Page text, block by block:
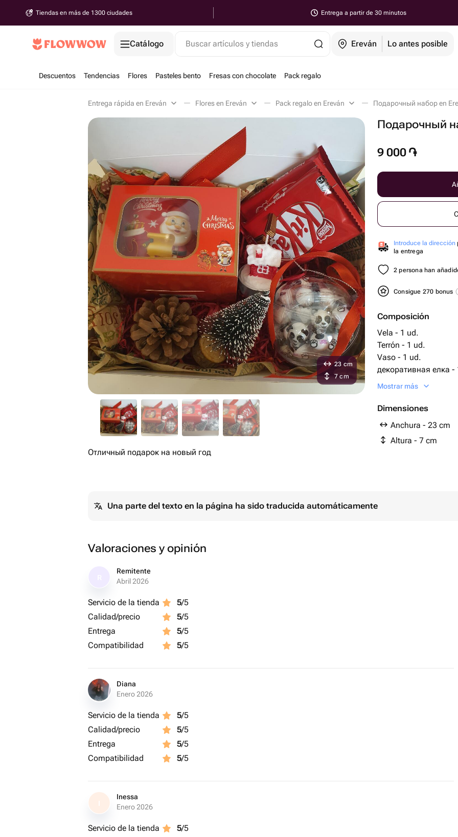
Tiendas en más de 1300 ciudades Entrega a partir de 30 minutos
Catálogo Buscar artículos y tiendas Ereván Lo antes posible
Descuentos Tendencias Flores Pasteles bento Fresas con chocolate Pack regalo
Entrega rápida en Ereván Flores en Ereván Pack regalo en Ereván Подарочный набор en
Подарочный
9 000 ֏
Introduce la dirección
la entrega
2 persona han
Consigue 270 bonus
Composición
Vela - 1 ud.
Terrón - 1 ud.
Vaso - 1 ud.
декоративная елка -
шоколад kit kat - 2
Mostrar más
Dimensiones
Anchura - 23 cm
Altura - 7 cm
23 cm
7 cm
Отличный подарок на новый год
Una parte del texto en la página ha sido traducida automáticamente
Valoraciones y opinión
Remitente
Abril 2026
Servicio de la tienda 5/5
Calidad/precio
5/5
Entrega
5/5
Compatibilidad
5/5
Diana
Enero 2026
Servicio de la tienda 5/5
Calidad/precio
5/5
Entrega
5/5
Compatibilidad
5/5
I
Inessa
Enero 2026
Servicio de la tienda 5/5